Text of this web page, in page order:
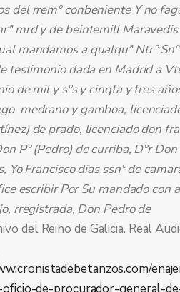
del rremº conbeniente Y no
mrd y de beintemill Maravedis
mandamos a qualquª Ntrº
testimonio dada en Madrid a
de mil y sºs y cinqta y tres
medrano y gamboa,
de prado, licenciado don
Pº (Pedro) de curriba, Dºr
Yo Francisco dias ssnº de
escribir Por Su mandado con
rregistrada, Don Pedro de
del Reino de Galicia. Real